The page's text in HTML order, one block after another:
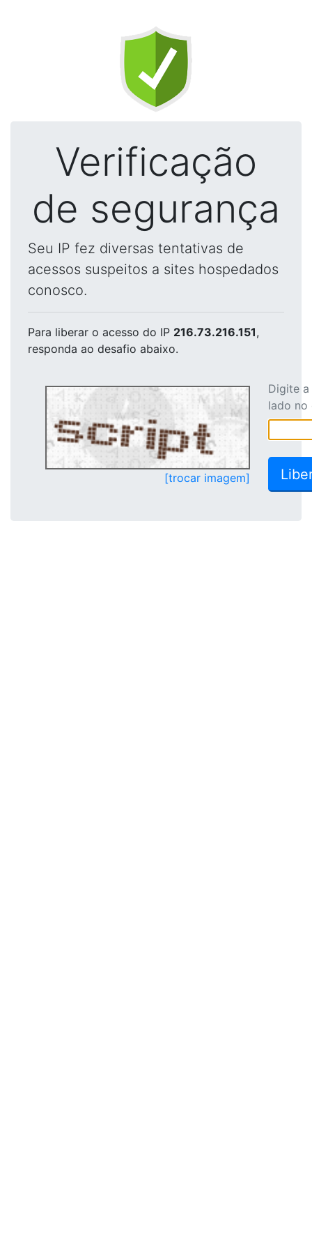
Verificação
de segurança
Seu IP fez diversas tentativas de
acessos suspeitos a sites hospedados
conosco.
Para liberar o acesso do IP 216.73.216.151,
responda ao desafio abaixo.
[trocar imagem]
Digite
lado no